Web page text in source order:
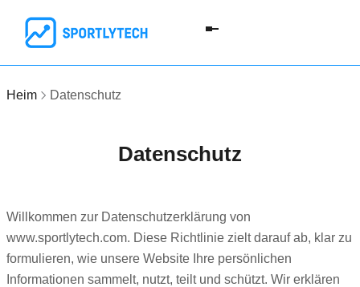
Heim Datenschutz
Datenschutz
Willkommen zur Datenschutzerklärung von
www.sportlytech.com. Diese Richtlinie zielt darauf ab, klar zu
formulieren, wie unsere Website Ihre persönlichen
Informationen sammelt, nutzt, teilt und schützt. Wir erklären